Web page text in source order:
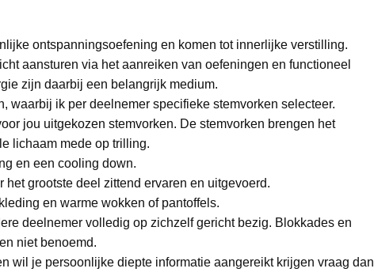
ontspanningsoefening en komen tot innerlijke verstilling.
aansturen via het aanreiken van oefeningen en functioneel
zijn daarbij een belangrijk medium.
waarbij ik per deelnemer specifieke stemvorken selecteer.
jou uitgekozen stemvorken. De stemvorken brengen het
lichaam mede op trilling.
en een cooling down.
het grootste deel zittend ervaren en uitgevoerd.
en warme wokken of pantoffels.
deelnemer volledig op zichzelf gericht bezig. Blokkades en
niet benoemd.
wil je persoonlijke diepte informatie aangereikt krijgen vraag dan